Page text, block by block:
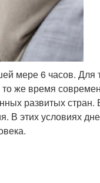
мере 6 часов. Для
же время
развитых стран.
В этих условиях